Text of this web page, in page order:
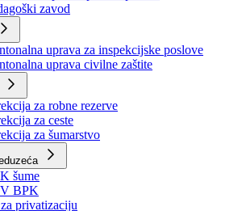
zdravstvenog osiguranja
za javno zdravstvo
za besplatnu pravnu pomoć
zavod
uprava za inspekcijske poslove
uprava civilne zaštite
za robne rezerve
za ceste
za šumarstvo